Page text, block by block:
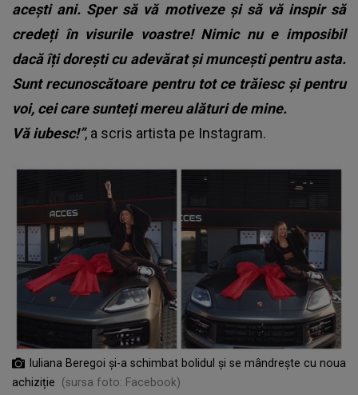
acești ani. Sper să vă motiveze și să vă inspir să
credeți în visurile voastre! Nimic nu e imposibil
dacă îți dorești cu adevărat și muncești pentru asta.
Sunt recunoscătoare pentru tot ce trăiesc și pentru
voi, cei care sunteți mereu alături de mine.
Vă iubesc!”, a scris artista pe Instagram.
Iuliana Beregoi și-a schimbat bolidul și se mândrește cu noua
achiziție
(sursa foto: Facebook)